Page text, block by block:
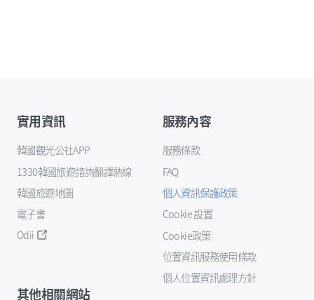
實用資訊
韓國觀光公社APP
1330韓國旅遊諮詢翻譯熱線
韓國旅遊地圖
電子書
Odii
服務內容
服務條款
FAQ
個人資訊保護政策
Cookie 設置
Cookie政策
位置資訊服務使用條款
個人位置資訊處理方針
其他相關網站